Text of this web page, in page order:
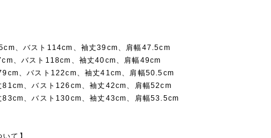
、バスト114cm、袖丈39cm、肩幅47.5cm
、バスト118cm、袖丈40cm、肩幅49cm
、バスト122cm、袖丈41cm、肩幅50.5cm
81cm、バスト126cm、袖丈42cm、肩幅52cm
83cm、バスト130cm、袖丈43cm、肩幅53.5cm